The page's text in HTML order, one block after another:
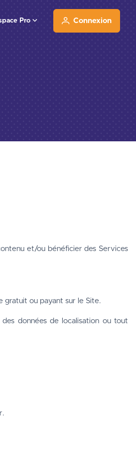
Pro Connexion
et/ou bénéficier des Services
gratuit ou payant sur le Site.
données de localisation ou tout